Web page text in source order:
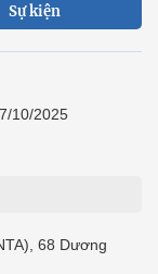
Sự kiện
10/2025
68 Dương